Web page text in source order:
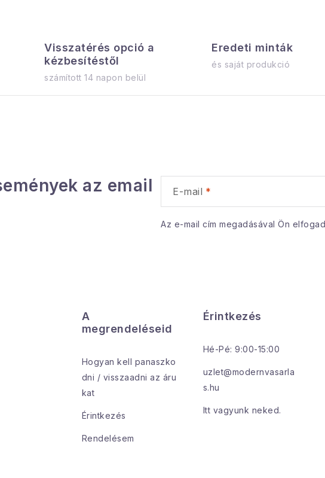
Visszatérés opció a
kézbesítéstől
számított 14 napon belül
Eredeti minták
és saját produkció
az email
E-mail
Az e-mail cím megadásával Ön
A
megrendeléseid
Hogyan kell panaszko
dni / visszaadni az áru
kat
Érintkezés
Rendelésem
Érintkezés
Hé-Pé: 9:00-15:00
uzlet@modernvasarla
s.hu
Itt vagyunk neked.